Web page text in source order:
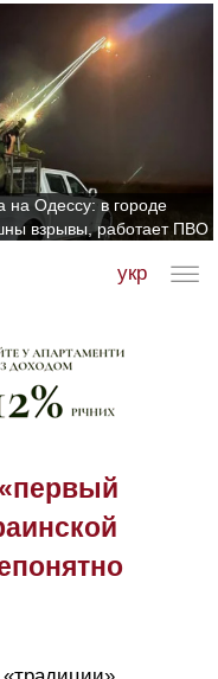
на Одессу: в городе
взрывы, работает ПВО
укр